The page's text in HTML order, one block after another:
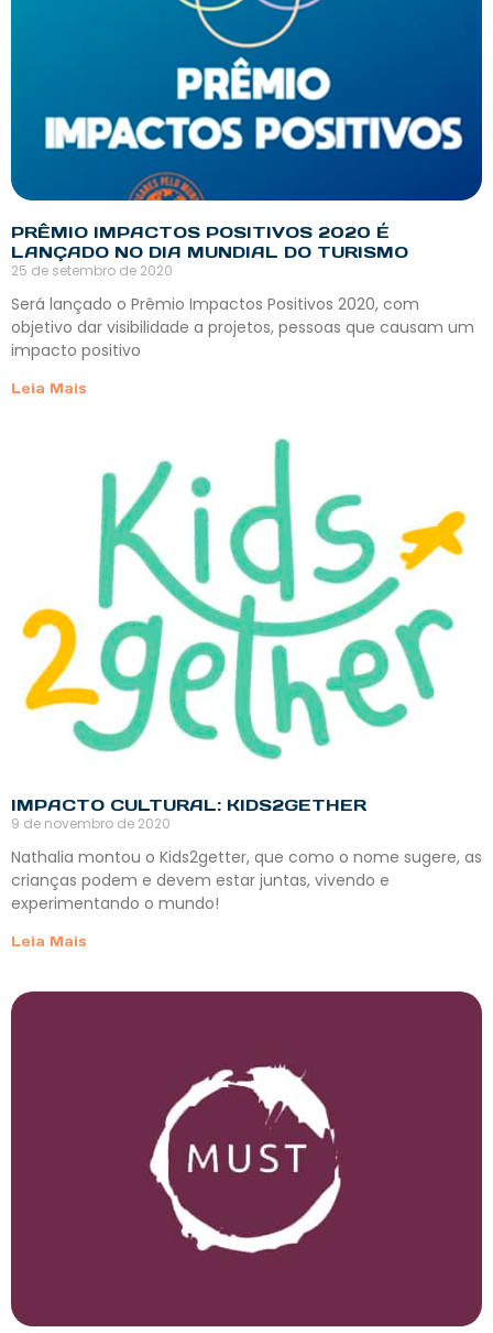
PRÊMIO IMPACTOS POSITIVOS 2020 É
LANÇADO NO DIA MUNDIAL DO TURISMO
25 de setembro de 2020
Será lançado o Prêmio Impactos Positivos 2020, com
objetivo dar visibilidade a projetos, pessoas que causam um
impacto positivo
Leia Mais
IMPACTO CULTURAL: KIDS2GETHER
9 de novembro de 2020
Nathalia montou o Kids2getter, que como o nome sugere, as
crianças podem e devem estar juntas, vivendo e
experimentando o mundo!
Leia Mais